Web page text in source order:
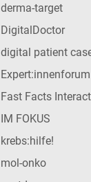
derma-target
DigitalDoctor
digital patient
Expert:innenforum
Fast Facts
IM FOKUS
krebs:hilfe!
mol-onko